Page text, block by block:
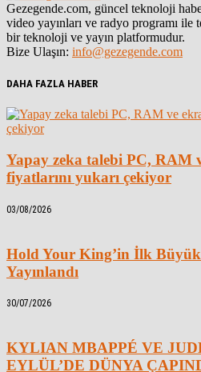
Gezegende.com, güncel teknoloji
video yayınları ve radyo programı
bir teknoloji ve yayın platformudur.
Bize Ulaşın: info@gezegende.com
DAHA FAZLA HABER
Yapay zeka talebi PC, RAM
fiyatlarını yukarı çekiyor
03/08/2026
Hold Your King’in İlk Büyük
Yayınlandı
30/07/2026
KYLIAN MBAPPÉ VE
EYLÜL’DE DÜNYA